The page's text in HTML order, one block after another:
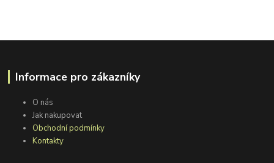
Informace pro zákazníky
O nás
Jak nakupovat
Obchodní podmínky
Kontakty